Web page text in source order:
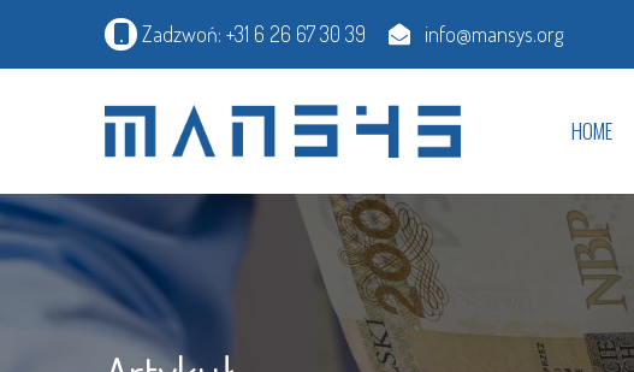
Zadzwoń: +31 6 26 67 30 39 info@mansys.org
HOME